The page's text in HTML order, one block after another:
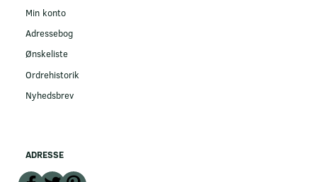
Min konto
Adressebog
Ønskeliste
Ordrehistorik
Nyhedsbrev
ADRESSE